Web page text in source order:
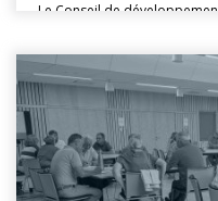
Le Conseil de
Toutes les actus de